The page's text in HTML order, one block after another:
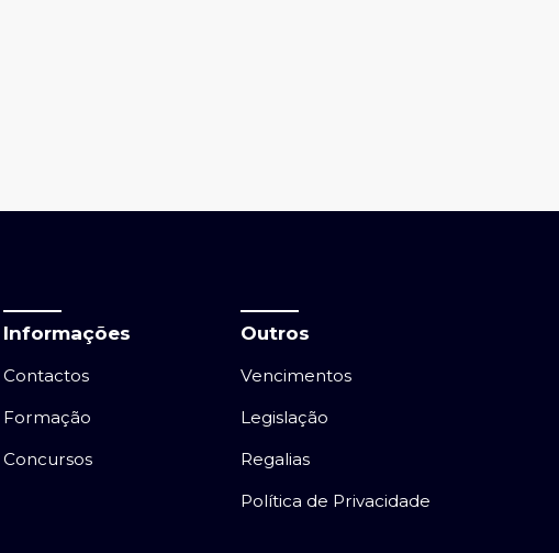
Informações
Contactos
Formação
Concursos
Outros
Vencimentos
Legislação
Regalias
Política de Privacidade